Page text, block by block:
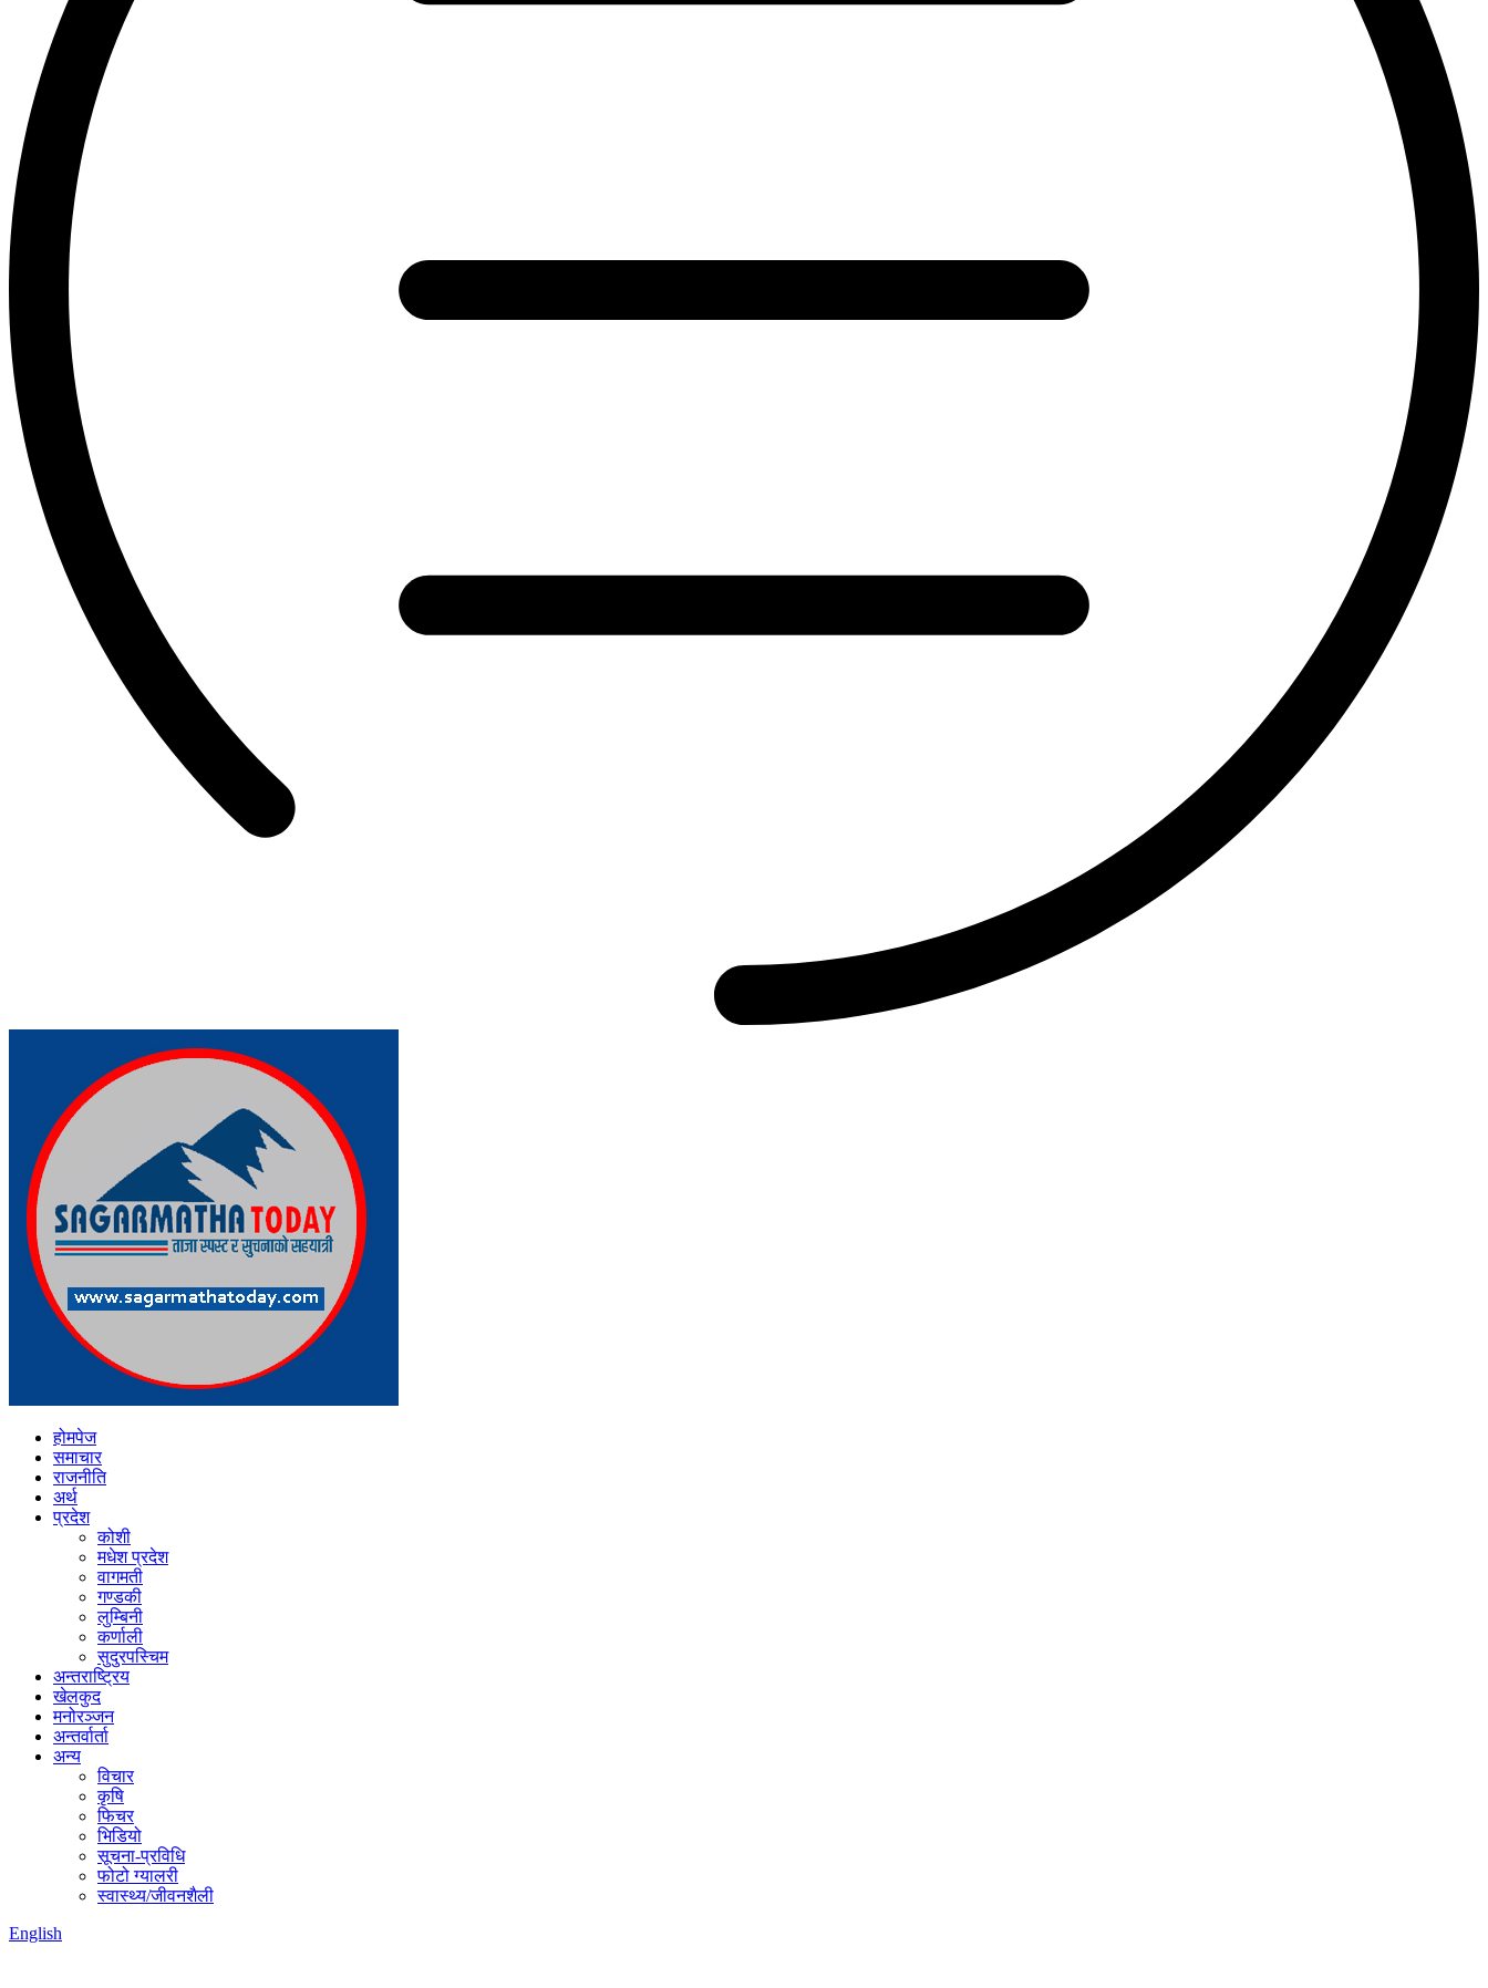
होमपेज
समाचार
राजनीति
अर्थ
प्रदेश
कोशी
मधेश प्रदेश
वागमती
गण्डकी
लुम्बिनी
कर्णाली
सुदुरपस्चिम
अन्तराष्ट्रिय
खेलकुद
मनोरञ्जन
अन्तर्वार्ता
अन्य
विचार
कृषि
फिचर
भिडियो
सूचना-प्रविधि
फोटो ग्यालरी
स्वास्थ्य/जीवनशैली
English